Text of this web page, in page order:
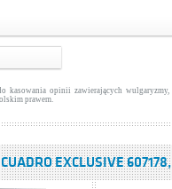
kasowania opinii zawierających
prawem.
EXCLUSIVE